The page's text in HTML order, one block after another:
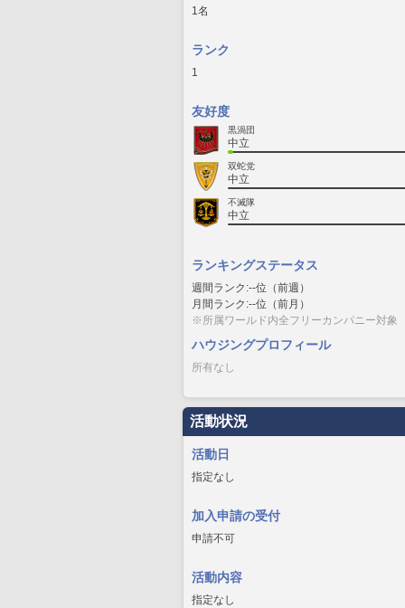
1名
ランク
1
友好度
黒渦団
中立
双蛇党
中立
不滅隊
中立
ランキングステータス
週間ランク:--位（前週）
月間ランク:--位（前月）
※所属ワールド内全フリーカンパニー対象
ハウジングプロフィール
所有なし
活動状況
活動日
指定なし
加入申請の受付
申請不可
活動内容
指定なし